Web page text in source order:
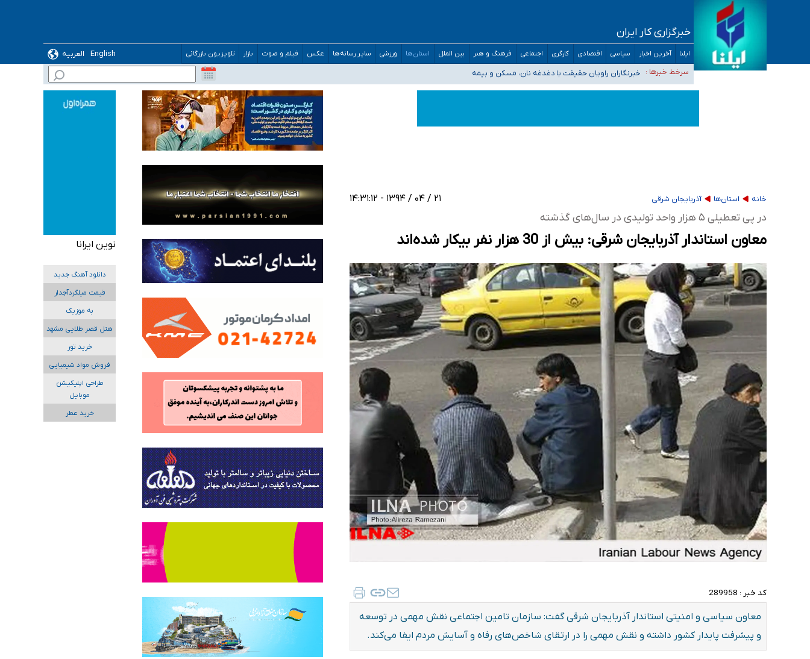
خبرگزاری کار ایران
ایلنا آخرین اخبار سیاسی اقتصادی کارگری اجتماعی فرهنگ و هنر بین الملل استان‌ها ورزشی سایر رسانه‌ها عکس فیلم و صوت بازار تلویزیون بازرگانی English
العربیه
سرخط خبرها :
تعویق آزمون ورودی دکترای تخصصی فرماندهی صحنه عملیات و دکترای تخصصی جغرافیای نظامی دافوس آجا
خبرنگاران راویان حقیقت با دغدغه نان، مسکن و بیمه
آخرین وضعیت شیوع عفونت‌های تنفسی در کشور/ خوزستان و کرمان بالاتر از آستانه هشدار
ثبت‌نام بخش عمده دانش‌آموزان مدارس ایرانی امارات در کشور/ درباره محصلان باقی‌مانده در دبی متناسب با شرایط جدید تصمیم‌گیری می‌شود
خانه استان‌ها آذربایجان شرقی ۲۱ / ۰۴ / ۱۳۹۴ - ۱۴:۳۱:۱۲
در پی تعطیلی ۵ هزار واحد تولیدی در سال‌های گذشته
معاون استاندار آذربایجان شرقی: بیش از 30 هزار نفر بیکار شده‌اند
کد خبر : 289958
معاون سیاسی و امنیتی استاندار آذربایجان شرقی گفت: سازمان تامین اجتماعی نقش مهمی در توسعه
و پیشرفت پایدار کشور داشته و نقش مهمی را در ارتقای شاخص‌های رفاه و آسایش مردم ایفا می‌کند.
نوین ایرانا
دانلود آهنگ جدید
قیمت میلگردآجدار
به موزیک
هتل قصر طلایی مشهد
خرید تور
فروش مواد شیمیایی
طراحی اپلیکیشن
موبایل
خرید عطر